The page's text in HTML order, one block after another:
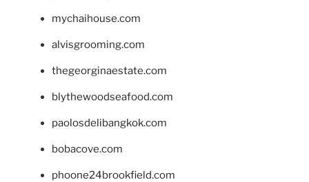
mychaihouse.com
alvisgrooming.com
thegeorginaestate.com
blythewoodseafood.com
paolosdelibangkok.com
bobacove.com
phoone24brookfield.com